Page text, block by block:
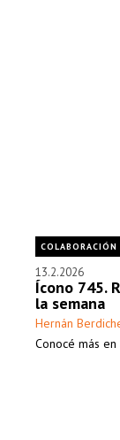
13.2.2026
Ícono 745.
la semana
Hernán
Conocé más